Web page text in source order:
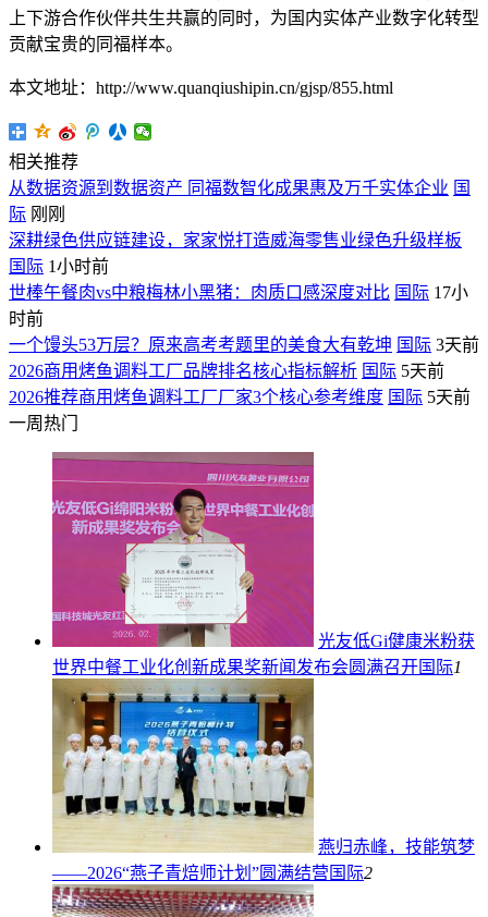
上下游合作伙伴共生共赢的同时，为国内实体产业数字化转型
贡献宝贵的同福样本。
本文地址：http://www.quanqiushipin.cn/gjsp/855.html
相关推荐
从数据资源到数据资产 同福数智化成果惠及万千实体企业 国
际 刚刚
深耕绿色供应链建设，家家悦打造威海零售业绿色升级样板
国际 1小时前
世棒午餐肉vs中粮梅林小黑猪：肉质口感深度对比 国际 17小
时前
一个馒头53万层？原来高考考题里的美食大有乾坤 国际 3天前
2026商用烤鱼调料工厂品牌排名核心指标解析 国际 5天前
2026推荐商用烤鱼调料工厂厂家3个核心参考维度 国际 5天前
一周热门
光友低Gi健康米粉获
世界中餐工业化创新成果奖新闻发布会圆满召开国际1
燕归赤峰，技能筑梦
——2026“燕子青焙师计划”圆满结营 国际2